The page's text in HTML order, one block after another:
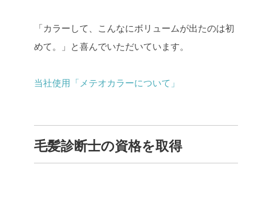
「カラーして、こんなにボリュームが出たのは初
めて。」と喜んでいただいています。
当社使用「メテオカラーについて」
毛髪診断士の資格を取得